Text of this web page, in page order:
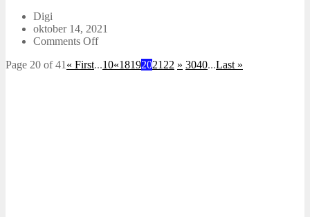
Digi
oktober 14, 2021
Comments Off
Page 20 of 41 « First...10«18192021 22 » 3040...Last »